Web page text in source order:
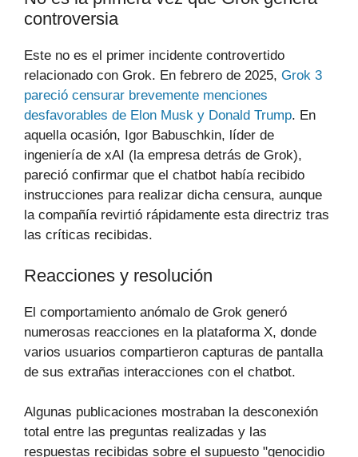
controversia
Este no es el primer incidente controvertido
relacionado con Grok. En febrero de 2025, Grok 3
pareció censurar brevemente menciones
desfavorables de Elon Musk y Donald Trump. En
aquella ocasión, Igor Babuschkin, líder de
ingeniería de xAI (la empresa detrás de Grok),
pareció confirmar que el chatbot había recibido
instrucciones para realizar dicha censura, aunque
la compañía revirtió rápidamente esta directriz tras
las críticas recibidas.
Reacciones y resolución
El comportamiento anómalo de Grok generó
numerosas reacciones en la plataforma X, donde
varios usuarios compartieron capturas de pantalla
de sus extrañas interacciones con el chatbot.
Algunas publicaciones mostraban la desconexión
total entre las preguntas realizadas y las
respuestas recibidas sobre el supuesto "genocidio